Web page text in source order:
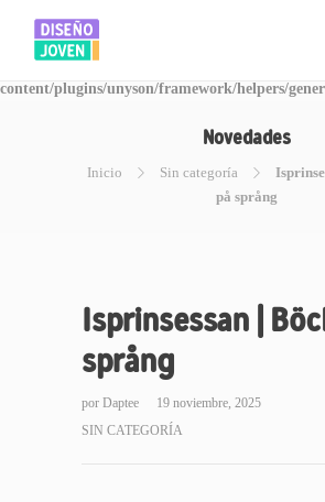
Warning: Invalid argument supplied for foreach() in
/www/disegnojoven.com.ar/htdocs/wp-
content/plugins/unyson/framework/helpers/
Novedades
Inicio Sin categoría
på språng
Isprinsessan |
språng
por Daptee
19 noviembre, 2025
SIN CATEGORÍA